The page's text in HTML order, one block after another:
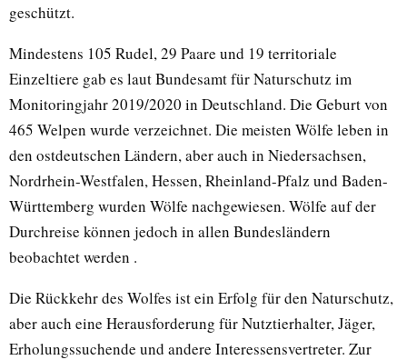
geschützt.
Mindestens 105 Rudel, 29 Paare und 19 territoriale
Einzeltiere gab es laut Bundesamt für Naturschutz im
Monitoringjahr 2019/2020 in Deutschland. Die Geburt von
465 Welpen wurde verzeichnet. Die meisten Wölfe leben in
den ostdeutschen Ländern, aber auch in Niedersachsen,
Nordrhein-Westfalen, Hessen, Rheinland-Pfalz und Baden-
Württemberg wurden Wölfe nachgewiesen. Wölfe auf der
Durchreise können jedoch in allen Bundesländern
beobachtet werden .
Die Rückkehr des Wolfes ist ein Erfolg für den Naturschutz,
aber auch eine Herausforderung für Nutztierhalter, Jäger,
Erholungssuchende und andere Interessensvertreter. Zur